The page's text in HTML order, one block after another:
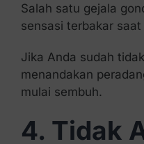
Salah satu gejala
sensasi terbakar saat
Jika Anda sudah
menandakan
mulai sembuh.
4. Tidak